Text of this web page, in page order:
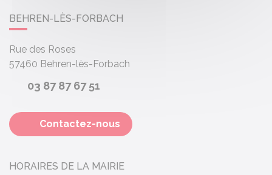
BEHREN-LÈS-FORBACH
Rue des Roses
57460 Behren-lès-Forbach
03 87 87 67 51
Contactez-nous
HORAIRES DE LA MAIRIE